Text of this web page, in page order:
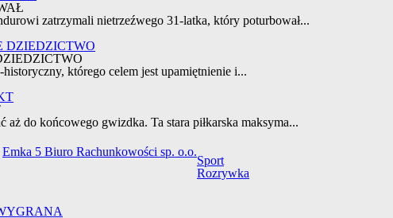
zatrzymali nietrzeźwego 31-latka, który poturbował...
którego celem jest upamiętnienie i...
aż do końcowego gwizdka. Ta stara piłkarska maksyma...
Emka 5 Biuro Rachunkowości sp. o.o.
Sport
Rozrywka